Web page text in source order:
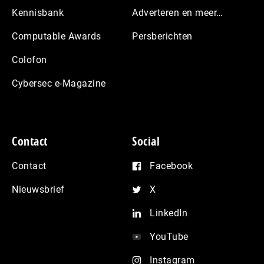
Kennisbank
Computable Awards
Colofon
Cybersec e-Magazine
Adverteren en meer…
Persberichten
Contact
Contact
Nieuwsbrief
Social
Facebook
X
LinkedIn
YouTube
Instagram